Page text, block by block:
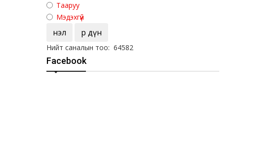
Тааруу
Мэдэхгүй
Үнэл Үр дүн
Нийт саналын тоо: 64582
Facebook